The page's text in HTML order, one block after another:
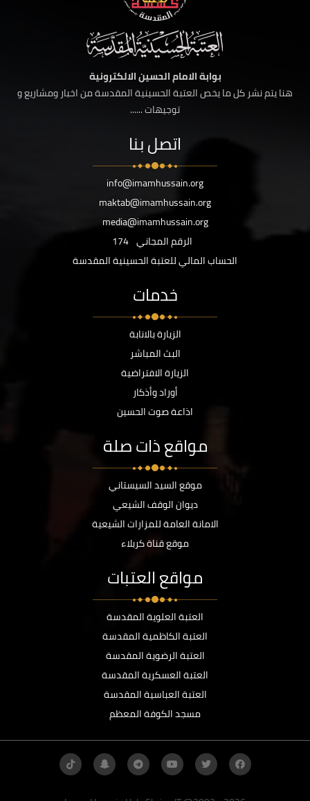
بوابة الامام الحسين الالكترونية
هنا يتم نشر كل ما يخص العتبة الحسينية المقدسة من اخبار ومشاريع و
توجيهات ......
اتصل بنا
info@imamhussain.org
maktab@imamhussain.org
media@imamhussain.org
الرقم المجاني 174
الحساب المالي للعتبة الحسينية المقدسة
خدمات
الزيارة بالانابة
البث المباشر
الزيارة الافتراضية
أوراد وأذكار
اذاعة صوت الحسين
مواقع ذات صلة
موقع السيد السيستاني
ديوان الوقف الشيعي
الامانة العامة للمزارات الشيعية
موقع قناة كربلاء
مواقع العتبات
العتبة العلوية المقدسة
العتبة الكاظمية المقدسة
العتبة الرضوية المقدسة
العتبة العسكرية المقدسة
العتبة العباسية المقدسة
مسجد الكوفة المعظم